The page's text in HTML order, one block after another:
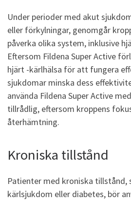
Under perioder med akut
eller förkylningar, genomgår
påverka olika system, inklusive
Eftersom Fildena Super Active
hjärt -kärlhälsa för att fungera
sjukdomar minska dess
använda Fildena Super Active
tillrådlig, eftersom kroppens
återhämtning.
Kroniska tillstånd
Patienter med kroniska tillstånd,
kärlsjukdom eller diabetes, bör